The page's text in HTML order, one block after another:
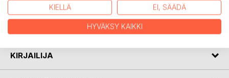
Kirjan tekijä Marianne Mattila on kuvataiteilijanakin (
Marianne Heino nimellä ) toiminut Myötätuulta
kuvataiteesta- palkinnon saanut kuvataideopettaja.
KIRJAILIJA
KIELLÄ EI, SÄÄDÄ
HYVÄKSY KAIKKI